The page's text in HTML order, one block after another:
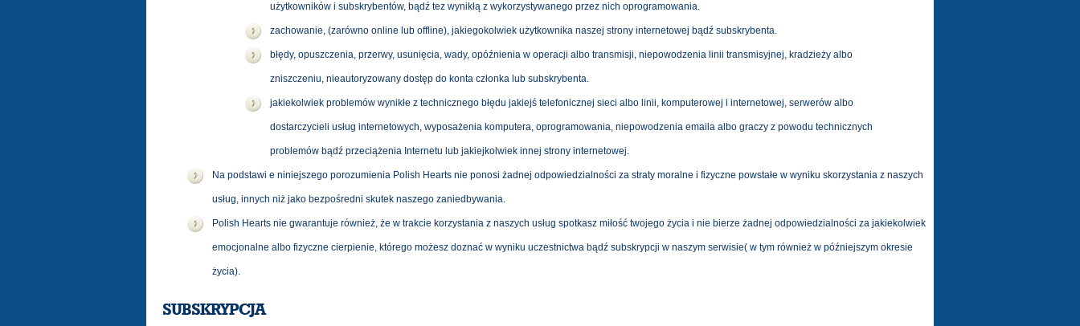
użytkowników i subskrybentów, bądź tez wynikłą z wykorzystywanego przez nich oprogramowania.
zachowanie, (zarówno online lub offline), jakiegokolwiek użytkownika naszej strony internetowej bądź subskrybenta.
błędy, opuszczenia, przerwy, usunięcia, wady, opóźnienia w operacji albo transmisji, niepowodzenia linii transmisyjnej, kradzieży albo
zniszczeniu, nieautoryzowany dostęp do konta członka lub subskrybenta.
jakiekolwiek problemów wynikłe z technicznego błędu jakiejś telefonicznej sieci albo linii, komputerowej i internetowej, serwerów albo
dostarczycieli usług internetowych, wyposażenia komputera, oprogramowania, niepowodzenia emaila albo graczy z powodu technicznych
problemów bądź przeciążenia Internetu lub jakiejkolwiek innej strony internetowej.
Na podstawi e niniejszego porozumienia Polish Hearts nie ponosi żadnej odpowiedzialności za straty moralne i fizyczne powstałe w wyniku skorzystania z naszych
usług, innych niż jako bezpośredni skutek naszego zaniedbywania.
Polish Hearts nie gwarantuje również, że w trakcie korzystania z naszych usług spotkasz miłość twojego życia i nie bierze żadnej odpowiedzialności za jakiekolwiek
emocjonalne albo fizyczne cierpienie, którego możesz doznać w wyniku uczestnictwa bądź subskrypcji w naszym serwisie( w tym również w późniejszym okresie
życia).
SUBSKRYPCJA